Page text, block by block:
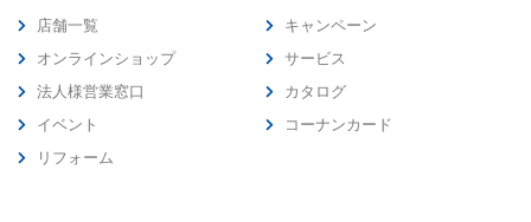
店舗一覧
オンラインショップ
法人様営業窓口
イベント
リフォーム
キャンペーン
サービス
カタログ
コーナンカード